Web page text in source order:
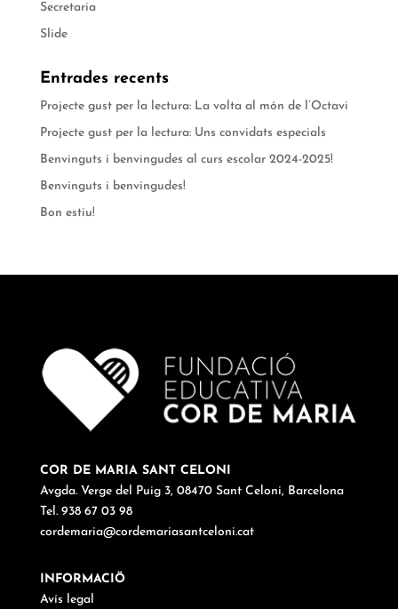
Secretaria
Slide
Entrades recents
Projecte gust per la lectura: La volta al món de l’Octavi
Projecte gust per la lectura: Uns convidats especials
Benvinguts i benvingudes al curs escolar 2024-2025!
Benvinguts i benvingudes!
Bon estiu!
COR DE MARIA SANT CELONI
Avgda. Verge del Puig 3, 08470 Sant Celoni, Barcelona
Tel. 938 67 03 98
cordemaria@cordemariasantceloni.cat
INFORMACIÖ
Avís legal